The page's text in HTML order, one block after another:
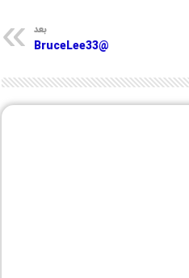
بعد
@BruceLee33